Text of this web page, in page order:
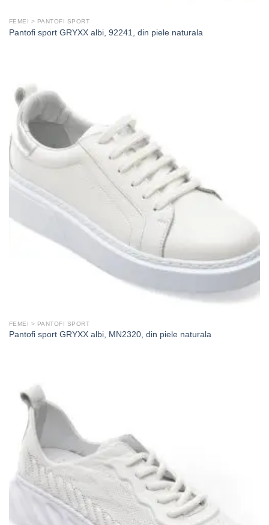
FEMEI > PANTOFI SPORT
Pantofi sport GRYXX albi, 92241, din piele naturala
FEMEI > PANTOFI SPORT
Pantofi sport GRYXX albi, MN2320, din piele naturala